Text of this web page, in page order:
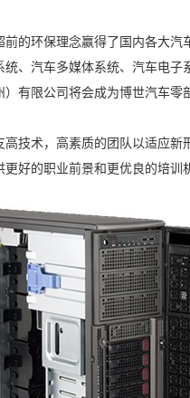
环保理念赢得了国内各大汽
、汽车多媒体系统、汽车电
有限公司将会成为博世汽车零
术，高素质的团队以适应新
好的职业前景和更优良的培训